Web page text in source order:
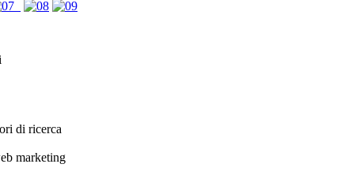
di ricerca
marketing